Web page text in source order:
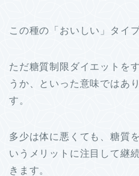
この種の「おいしい」タイ
ただ糖質制限ダイエットを
うか、といった意味ではあ
す。
多少は体に悪くても、糖質
いうメリットに注目して継
きます。